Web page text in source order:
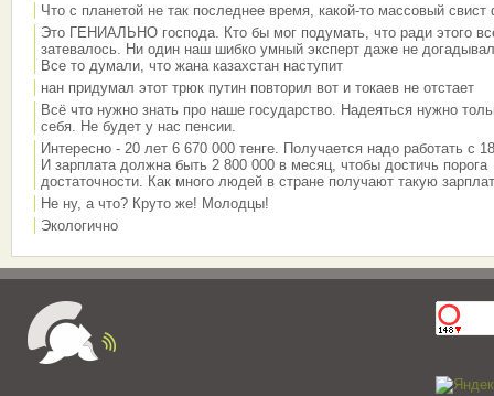
Что с планетой не так последнее время, какой-то массовый свист
Это ГЕНИАЛЬНО господа. Кто бы мог подумать, что ради этого
затевалось. Ни один наш шибко умный эксперт даже не
Все то думали, что жана казахстан наступит
нан придумал этот трюк путин повторил вот и токаев не отстает
Всё что нужно знать про наше государство. Надеяться нужно
себя. Не будет у нас пенсии.
Интересно - 20 лет 6 670 000 тенге. Получается надо работать с
И зарплата должна быть 2 800 000 в месяц, чтобы достичь порога
достаточности. Как много людей в стране получают такую
Не ну, а что? Круто же! Молодцы!
Экологично